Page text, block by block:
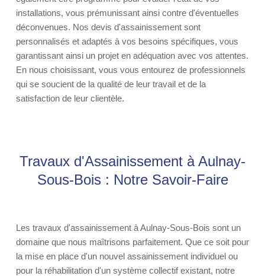
installations, vous prémunissant ainsi contre d'éventuelles
déconvenues. Nos devis d'assainissement sont
personnalisés et adaptés à vos besoins spécifiques, vous
garantissant ainsi un projet en adéquation avec vos attentes.
En nous choisissant, vous vous entourez de professionnels
qui se soucient de la qualité de leur travail et de la
satisfaction de leur clientèle.
Travaux d'Assainissement à Aulnay-
Sous-Bois : Notre Savoir-Faire
Les travaux d'assainissement à Aulnay-Sous-Bois sont un
domaine que nous maîtrisons parfaitement. Que ce soit pour
la mise en place d'un nouvel assainissement individuel ou
pour la réhabilitation d'un système collectif existant, notre